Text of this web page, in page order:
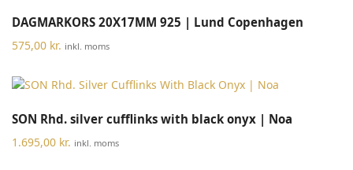
DAGMARKORS 20X17MM 925 | Lund Copenhagen
575,00 kr. inkl. moms
SON Rhd. silver cufflinks with black onyx | Noa
1.695,00 kr. inkl. moms